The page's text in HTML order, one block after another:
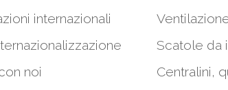
internazionali
noi
Scatole da
Centralini,